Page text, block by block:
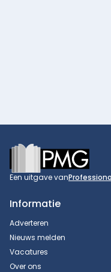
Footer
Een uitgave van
Informatie
Adverteren
Nieuws melden
Vacatures
Over ons